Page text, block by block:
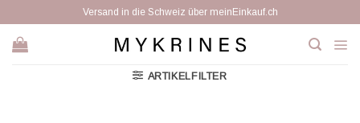
Inhalt
springen
Versand in die Schweiz über meinEinkauf.ch
ARTIKELFILTER